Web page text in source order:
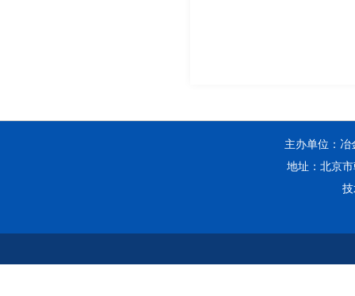
主办单位：
地址：北京